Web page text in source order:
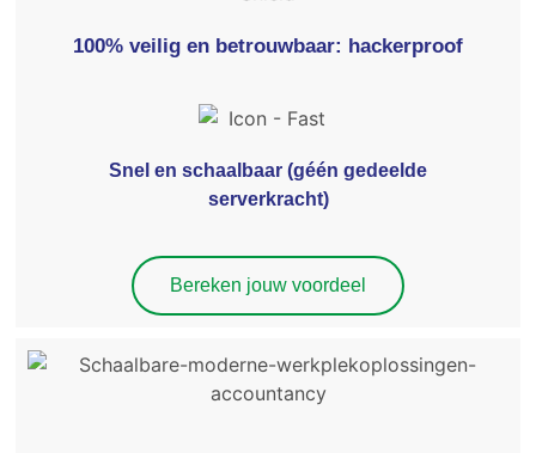
100% veilig en betrouwbaar: hackerproof
Snel en schaalbaar (géén gedeelde
serverkracht)
Bereken jouw voordeel